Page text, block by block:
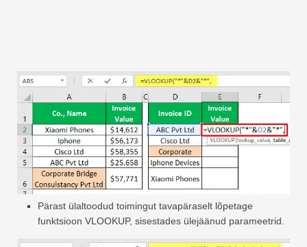
Pärast ülaltoodud toimingut tavapäraselt lõpetage
funktsioon VLOOKUP, sisestades ülejäänud parameetrid.